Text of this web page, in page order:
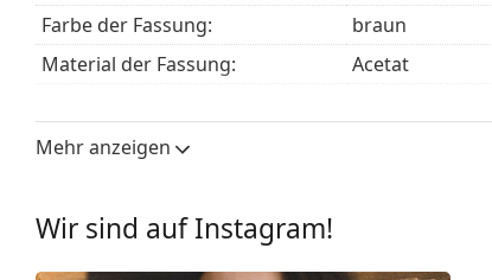
Farbe der Fassung:
braun
Material der Fassung:
Acetat
Brillenbreite:
Stegbreite:
Mehr anzeigen
Wir sind auf Instagram!